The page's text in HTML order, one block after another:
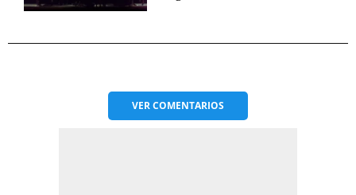
VERCOMENTARIOS